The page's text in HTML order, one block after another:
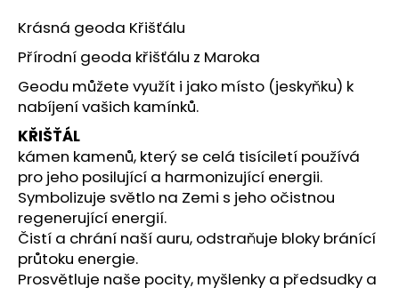
Krásná geoda Křišťálu
Přírodní geoda křišťálu z Maroka
Geodu můžete využít i jako místo (jeskyňku) k
nabíjení vašich kamínků.
KŘIŠŤÁL
kámen kamenů, který se celá tisíciletí používá
pro jeho posilující a harmonizující energii.
Symbolizuje světlo na Zemi s jeho očistnou
regenerující energií.
Čistí a chrání naší auru, odstraňuje bloky bránící
průtoku energie.
Prosvětluje naše pocity, myšlenky a předsudky a
a
j
í
t
?
HLEDAT